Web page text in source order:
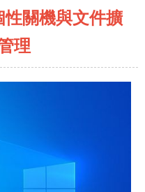
關機與文件擴
理